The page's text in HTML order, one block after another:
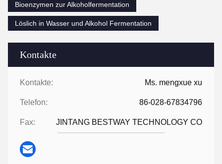
Kontakte
Kontakte: Ms. mengxue xu
Telefon: 86-028-67834796
Fax: JINTANG BESTWAY TECHNOLOGY CO
Bioenzymen zur Alkoholfermentation
Löslich in Wasser und Alkohol Fermentation